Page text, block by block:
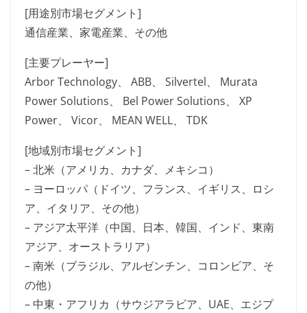
[用途別市場セグメント]
通信産業、家電産業、その他
[主要プレーヤー]
Arbor Technology、 ABB、 Silvertel、 Murata
Power Solutions、 Bel Power Solutions、 XP
Power、 Vicor、 MEAN WELL、 TDK
[地域別市場セグメント]
– 北米（アメリカ、カナダ、メキシコ）
– ヨーロッパ（ドイツ、フランス、イギリス、ロシ
ア、イタリア、その他）
– アジア太平洋（中国、日本、韓国、インド、東南
アジア、オーストラリア）
– 南米（ブラジル、アルゼンチン、コロンビア、そ
の他）
– 中東・アフリカ（サウジアラビア、UAE、エジプ